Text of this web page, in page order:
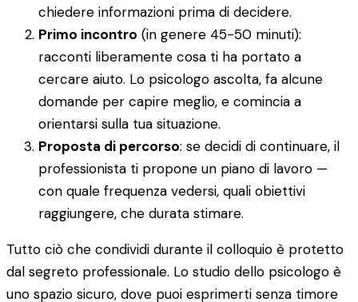
chiedere informazioni prima di decidere.
Primo incontro (in genere 45-50 minuti):
racconti liberamente cosa ti ha portato a
cercare aiuto. Lo psicologo ascolta, fa alcune
domande per capire meglio, e comincia a
orientarsi sulla tua situazione.
Proposta di percorso: se decidi di continuare, il
professionista ti propone un piano di lavoro —
con quale frequenza vedersi, quali obiettivi
raggiungere, che durata stimare.
Tutto ciò che condividi durante il colloquio è protetto
dal segreto professionale. Lo studio dello psicologo è
uno spazio sicuro, dove puoi esprimerti senza timore